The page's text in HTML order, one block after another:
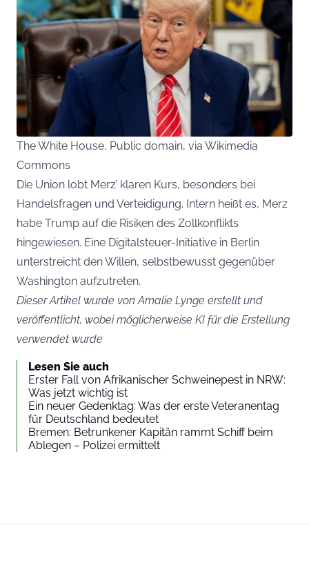
The White House, Public domain, via Wikimedia
Commons
Die Union lobt Merz’ klaren Kurs, besonders bei
Handelsfragen und Verteidigung. Intern heißt es, Merz
habe Trump auf die Risiken des Zollkonflikts
hingewiesen. Eine Digitalsteuer-Initiative in Berlin
unterstreicht den Willen, selbstbewusst gegenüber
Washington aufzutreten.
Dieser Artikel wurde von Amalie Lynge erstellt und
veröffentlicht, wobei möglicherweise KI für die Erstellung
verwendet wurde
Lesen Sie auch
Erster Fall von Afrikanischer Schweinepest in NRW:
Was jetzt wichtig ist
Ein neuer Gedenktag: Was der erste Veteranentag
für Deutschland bedeutet
Bremen: Betrunkener Kapitän rammt Schiff beim
Ablegen – Polizei ermittelt